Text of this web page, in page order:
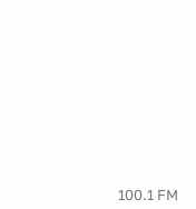
100.1 FM